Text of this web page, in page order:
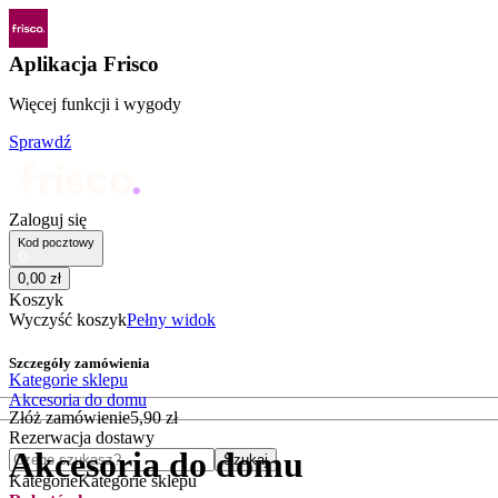
Aplikacja Frisco
Więcej funkcji i wygody
Sprawdź
Zaloguj się
Kod pocztowy
0,00 zł
Koszyk
Wyczyść koszykPełny widok
Szczegóły zamówienia
Złóż zamówienie5,90 zł
Rezerwacja dostawy
Czego szukasz?
Szukaj
KategorieKategorie sklepu
Kategorie sklepu
Akcesoria do domu
Akcesoria do domu